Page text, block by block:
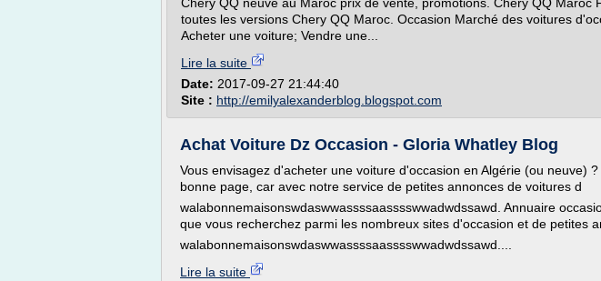
toutes les versions Chery QQ Maroc. Occasion Marché des voitures
Acheter une voiture; Vendre une...
Lire la suite
Date: 2017-09-27 21:44:40
Site : http://emilyalexanderblog.blogspot.com
Achat Voiture Dz Occasion - Gloria Whatley Blog
Vous envisagez d'acheter une voiture d'occasion en Algérie (ou neuve)
bonne page, car avec notre service de petites annonces de voitures d
walabonnemaisonswdaswwassssaasssswwadwdssawd. Annuaire
que vous recherchez parmi les nombreux sites d'occasion et de petites
walabonnemaisonswdaswwassssaasssswwadwdssawd....
Lire la suite